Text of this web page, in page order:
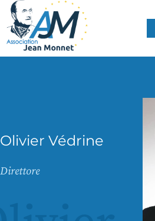
Olivier Védrine
Direttore